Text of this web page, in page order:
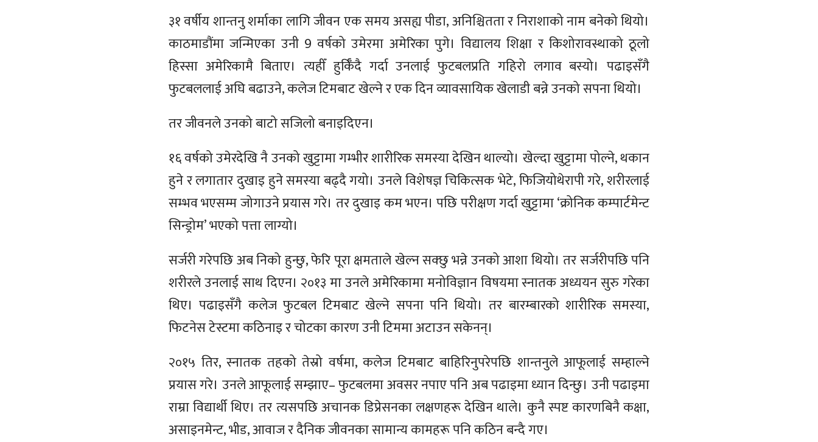
३१ वर्षीय शान्तनु शर्माका लागि जीवन एक समय असह्य पीडा, अनिश्चितता र निराशाको नाम बनेको थियो।
काठमाडौंमा जन्मिएका उनी 9 वर्षको उमेरमा अमेरिका पुगे। विद्यालय शिक्षा र किशोरावस्थाको ठूलो
हिस्सा अमेरिकामै बिताए। त्यहीँ हुर्किँदै गर्दा उनलाई फुटबलप्रति गहिरो लगाव बस्यो। पढाइसँगै
फुटबललाई अघि बढाउने, कलेज टिमबाट खेल्ने र एक दिन व्यावसायिक खेलाडी बन्ने उनको सपना थियो।
तर जीवनले उनको बाटो सजिलो बनाइदिएन।
१६ वर्षको उमेरदेखि नै उनको खुट्टामा गम्भीर शारीरिक समस्या देखिन थाल्यो। खेल्दा खुट्टामा पोल्ने, थकान
हुने र लगातार दुखाइ हुने समस्या बढ्दै गयो। उनले विशेषज्ञ चिकित्सक भेटे, फिजियोथेरापी गरे, शरीरलाई
सम्भव भएसम्म जोगाउने प्रयास गरे। तर दुखाइ कम भएन। पछि परीक्षण गर्दा खुट्टामा ‘क्रोनिक कम्पार्टमेन्ट
सिन्ड्रोम’ भएको पत्ता लाग्यो।
सर्जरी गरेपछि अब निको हुन्छु, फेरि पूरा क्षमताले खेल्न सक्छु भन्ने उनको आशा थियो। तर सर्जरीपछि पनि
शरीरले उनलाई साथ दिएन। २०१३ मा उनले अमेरिकामा मनोविज्ञान विषयमा स्नातक अध्ययन सुरु गरेका
थिए। पढाइसँगै कलेज फुटबल टिमबाट खेल्ने सपना पनि थियो। तर बारम्बारको शारीरिक समस्या,
फिटनेस टेस्टमा कठिनाइ र चोटका कारण उनी टिममा अटाउन सकेनन्।
२०१५ तिर, स्नातक तहको तेस्रो वर्षमा, कलेज टिमबाट बाहिरिनुपरेपछि शान्तनुले आफूलाई सम्हाल्ने
प्रयास गरे। उनले आफूलाई सम्झाए– फुटबलमा अवसर नपाए पनि अब पढाइमा ध्यान दिन्छु। उनी पढाइमा
राम्रा विद्यार्थी थिए। तर त्यसपछि अचानक डिप्रेसनका लक्षणहरू देखिन थाले। कुनै स्पष्ट कारणबिनै कक्षा,
असाइनमेन्ट, भीड, आवाज र दैनिक जीवनका सामान्य कामहरू पनि कठिन बन्दै गए।